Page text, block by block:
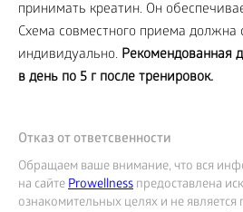
принимать креатин. Он
Схема совместного приема должна
индивидуально. Рекомендованная
в день по 5 г после тренировок.
Отказ от ответсвенности
Обращаем ваше внимание, что вся
на сайтеProwellness предоставлена
ознакомительных целях и не является